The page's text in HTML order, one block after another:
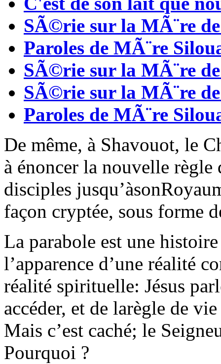
SÃ©rie sur la MÃ¨re
Paroles de MÃ¨re
SÃ©rie sur la MÃ¨re
SÃ©rie sur la MÃ¨re
Paroles de MÃ¨re
De même, à Shavouot, le
à énoncer la nouvelle règle
disciples
façon cryptée, sous forme
La parabole est une
l’apparence d’une réalité
réalité spirituelle: Jésus
accéder, et de larègle de
Mais c’est caché; le
Pourquoi ?